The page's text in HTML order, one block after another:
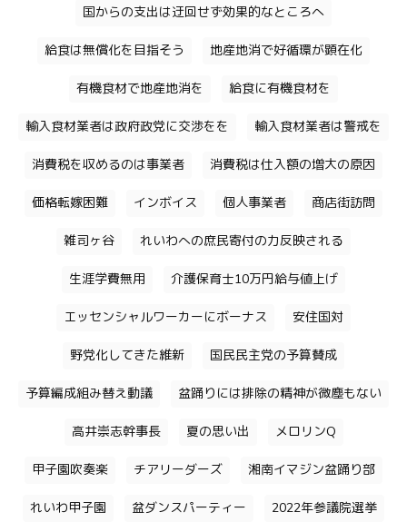
国からの支出は迂回せず効果的なところへ
給食は無償化を目指そう 地産地消で好循環が顕在化
有機食材で地産地消を 給食に有機食材を
輸入食材業者は政府政党に交渉をを 輸入食材業者は警戒を
消費税を収めるのは事業者 消費税は仕入額の増大の原因
価格転嫁困難 インボイス 個人事業者 商店街訪問
雑司ヶ谷 れいわへの庶民寄付の力反映される
生涯学費無用 介護保育士10万円給与値上げ
エッセンシャルワーカーにボーナス 安住国対
野党化してきた維新 国民民主党の予算賛成
予算編成組み替え動議 盆踊りには排除の精神が微塵もない
高井崇志幹事長 夏の思い出 メロリンQ
甲子園吹奏楽 チアリーダーズ 湘南イマジン盆踊り部
れいわ甲子園 盆ダンスパーティー 2022年参議院選挙